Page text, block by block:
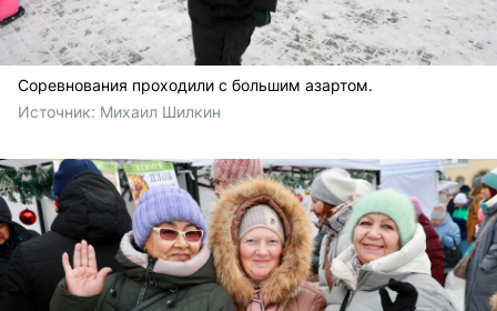
Соревнования проходили с большим азартом.
Источник: Михаил Шилкин